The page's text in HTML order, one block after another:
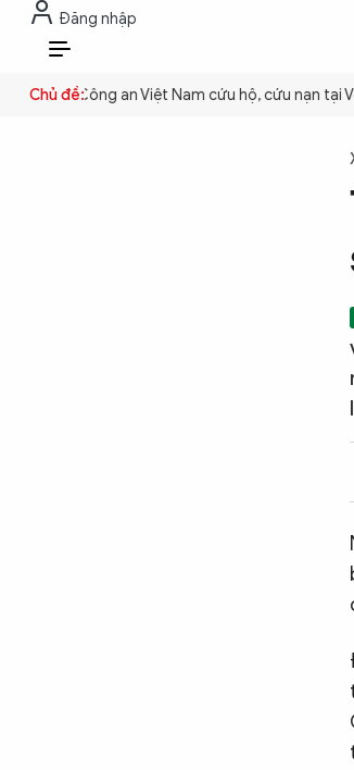
Đăng nhập
VI
Chủ đề:Công an Việt Nam cứu hộ, cứu nạn tại